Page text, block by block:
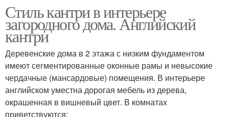
Стиль кантри в интерьере
загородного дома. Английский
кантри
Деревенские дома в 2 этажа с низким фундаментом
имеют сегментированные оконные рамы и невысокие
чердачные (мансардовые) помещения. В интерьере
английском уместна дорогая мебель из дерева,
окрашенная в вишневый цвет. В комнатах
приветствуются: